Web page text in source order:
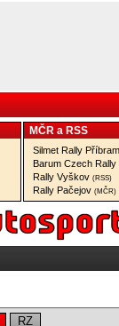
MČR a RSS
Silmet Rally Příbram
Barum Czech Rally
Rally Vyškov (RSS)
Rally Pačejov (MČR)
RZ